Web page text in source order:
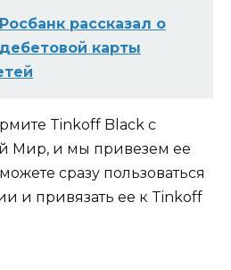
Росбанк рассказал о
карты
Tinkoff Black с
Мир, и мы привезем ее
сразу пользоваться
и привязать ее к Tinkoff